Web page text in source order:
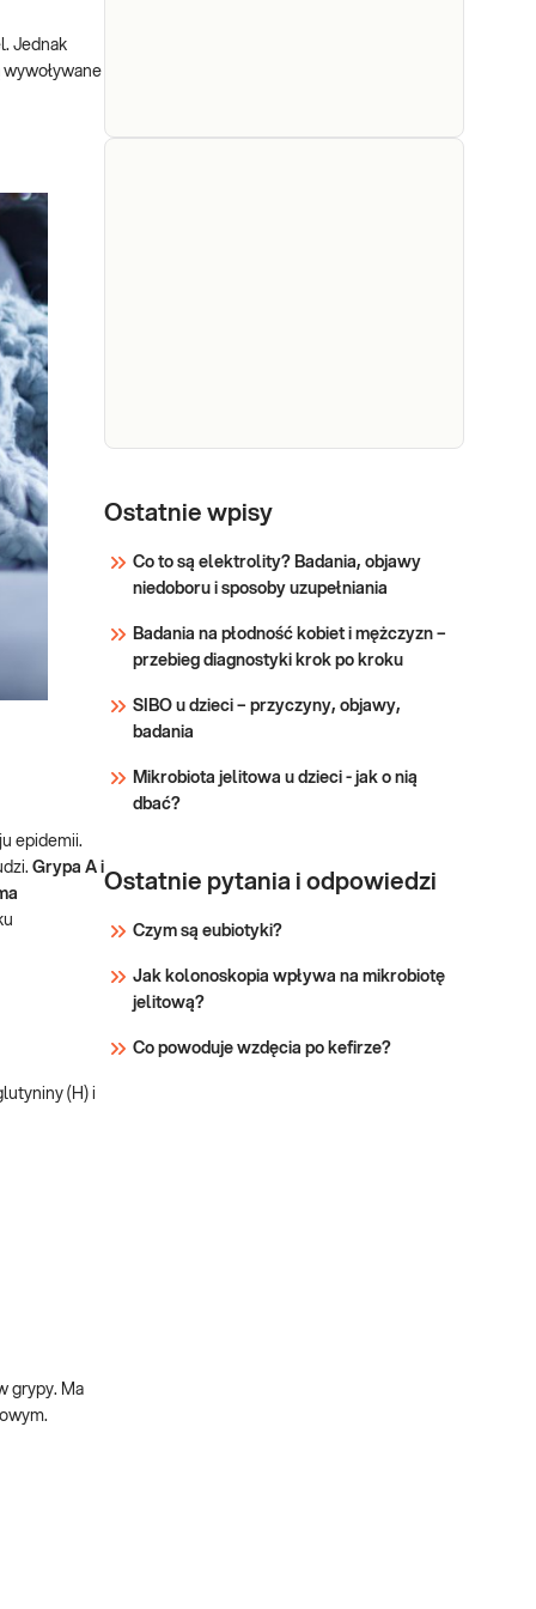
Jednak
epidemii.
Grypa A i
(H) i
grypy. Ma
oraz RSV
Time RT-
PCR, szybki
test
molekularny
oraz RSV (respiratory
syncytial virus) RNA met.
różnicowanie zakażeń
wirusami grypy typu A i B
z nosa i nosogardzieli oraz
Sprawdź
Ostatnie wpisy
Co to są elektrolity? Badania, objawy
niedoboru i sposoby uzupełniania
Badania na płodność kobiet i mężczyzn –
przebieg diagnostyki krok po kroku
SIBO u dzieci – przyczyny, objawy,
badania
Mikrobiota jelitowa u dzieci - jak o nią
dbać?
Ostatnie pytania i odpowiedzi
Czym są eubiotyki?
Jak kolonoskopia wpływa na mikrobiotę
jelitową?
Co powoduje wzdęcia po kefirze?